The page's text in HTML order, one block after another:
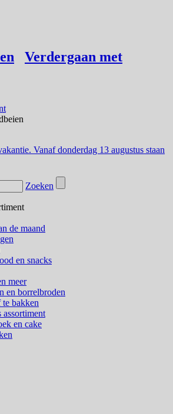
Verdergaan met
Vanaf donderdag 13 augustus staan
Zoeken
de maand
en snacks
meer
en borrelbroden
bakken
assortiment
en cake